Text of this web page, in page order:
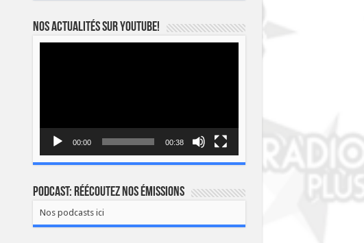
Nos actualités sur YOUTUBE!
00:00 00:38
Podcast: Réécoutez nos émissions
Nos podcasts ici